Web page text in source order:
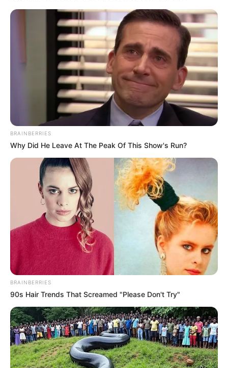
BRAINBERRIES
Why Did He Leave At The Peak Of This Show's Run?
BRAINBERRIES
90s Hair Trends That Screamed "Please Don't Try"